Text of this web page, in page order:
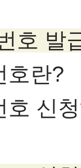
호 발
호란?
호 신